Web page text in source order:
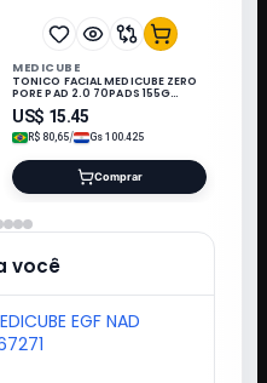
MEDICUBE
TONICO FACIAL MEDICUBE ZERO
PORE PAD 2.0 70PADS 155G
108374/114665
US$ 15.45
R$ 80,65/ Gs 100.425
Comprar
você
EGF NAD